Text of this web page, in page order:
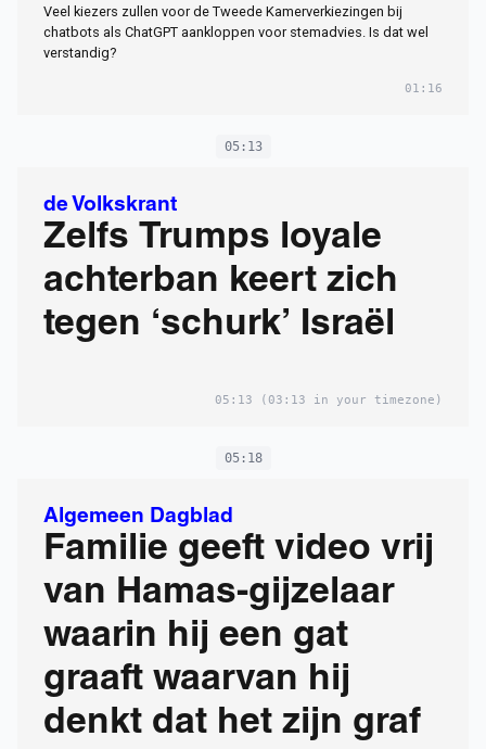
Veel kiezers zullen voor de Tweede Kamerverkiezingen bij
chatbots als ChatGPT aankloppen voor stemadvies. Is dat wel
verstandig?
01:16
05:13
de Volkskrant
Zelfs Trumps loyale
achterban keert zich
tegen ‘schurk’ Israël
05:13 (03:13 in your timezone)
05:18
Algemeen Dagblad
Familie geeft video vrij
van Ha­mas-gijzelaar
waarin hij een gat
graaft waarvan hij
denkt dat het zijn graf